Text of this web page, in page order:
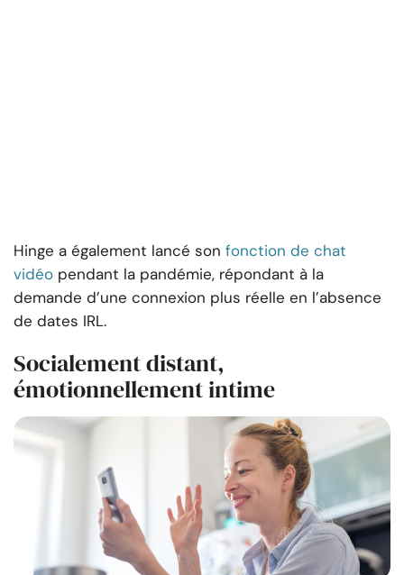
Hinge a également lancé son fonction de chat
vidéo pendant la pandémie, répondant à la
demande d’une connexion plus réelle en l’absence
de dates IRL.
Socialement distant,
émotionnellement intime